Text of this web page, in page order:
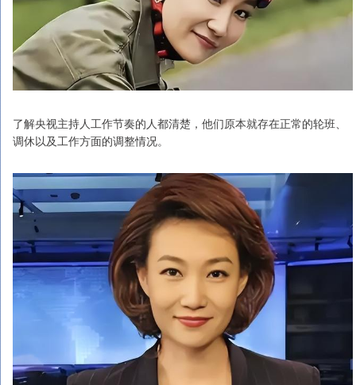
了解央视主持人工作节奏的人都清楚，他们原本就存在正常的轮班、
调休以及工作方面的调整情况。